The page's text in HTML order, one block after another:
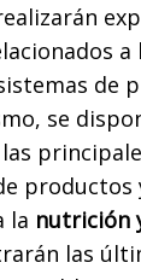
de
se
productos
la nutrición
las